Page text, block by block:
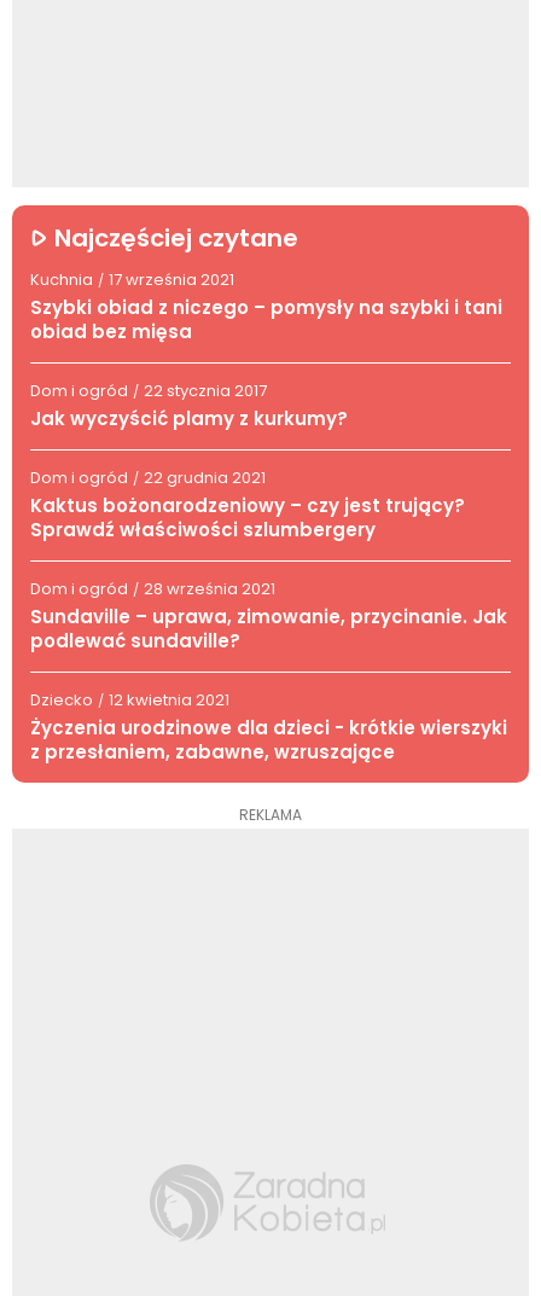
Najczęściej czytane
Kuchnia / 17 września 2021
Szybki obiad z niczego – pomysły na szybki i tani
obiad bez mięsa
Dom i ogród / 22 stycznia 2017
Jak wyczyścić plamy z kurkumy?
Dom i ogród / 22 grudnia 2021
Kaktus bożonarodzeniowy – czy jest trujący?
Sprawdź właściwości szlumbergery
Dom i ogród / 28 września 2021
Sundaville – uprawa, zimowanie, przycinanie. Jak
podlewać sundaville?
Dziecko / 12 kwietnia 2021
Życzenia urodzinowe dla dzieci - krótkie wierszyki
z przesłaniem, zabawne, wzruszające
REKLAMA